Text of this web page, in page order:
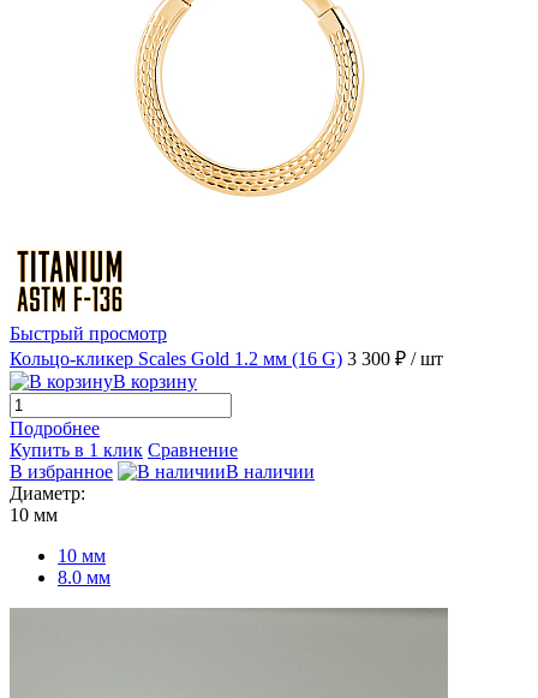
Быстрый просмотр
Кольцо-кликер Scales Gold 1.2 мм (16 G) 3 300 ₽ / шт
В корзину
Подробнее
Купить в 1 клик Сравнение
В избранное
В наличии
Диаметр:
10 мм
10 мм
8.0 мм